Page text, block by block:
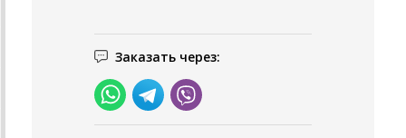
Заказать через: